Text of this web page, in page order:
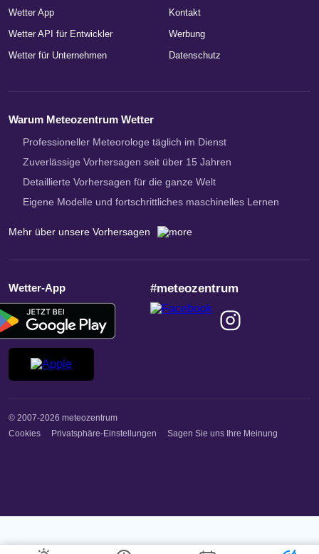
Wetter App
Wetter API für Entwickler
Wetter für Unternehmen
Kontakt
Werbung
Datenschutz
Warum Meteozentrum Wetter
Professioneller Meteorologe täglich im Dienst
Zuverlässige Vorhersagen seit über 15 Jahren
Detaillierte Vorhersagen für die ganze Welt
Eigene Modelle und fortschrittliches maschinelles Lernen
Mehr über unsere Vorhersagen
Wetter-App #meteozentrum
© 2007-2026 meteozentrum
Cookies
Privatsphäre-Einstellungen Sagen Sie uns Ihre Meinung